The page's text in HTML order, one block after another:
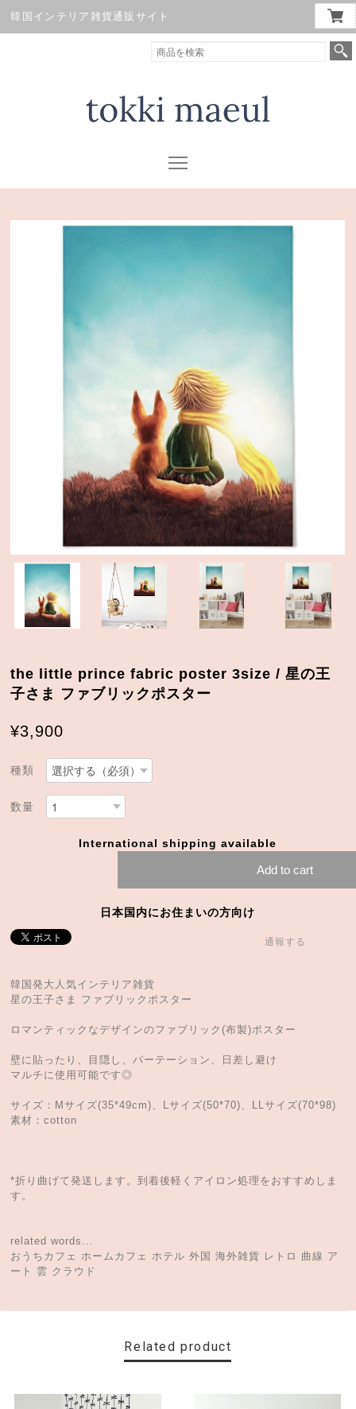
韓国インテリア雑貨通販サイト
the little prince fabric poster 3size / 星の王
子さま ファブリックポスター
¥3,900
種類
数量
International shipping available
Add to cart
日本国内にお住まいの方向け
通報する
韓国発大人気インテリア雑貨
星の王子さま ファブリックポスター
ロマンティックなデザインのファブリック(布製)ポスター
壁に貼ったり、目隠し、パーテーション、日差し避け
マルチに使用可能です◎
サイズ：Mサイズ(35*49cm)、Lサイズ(50*70)、LLサイズ(70*98)
素材：cotton
*折り曲げて発送します。到着後軽くアイロン処理をおすすめしま
す。
related words...
おうちカフェ ホームカフェ ホテル 外国 海外雑貨 レトロ 曲線 ア
ート 雲 クラウド
Related product